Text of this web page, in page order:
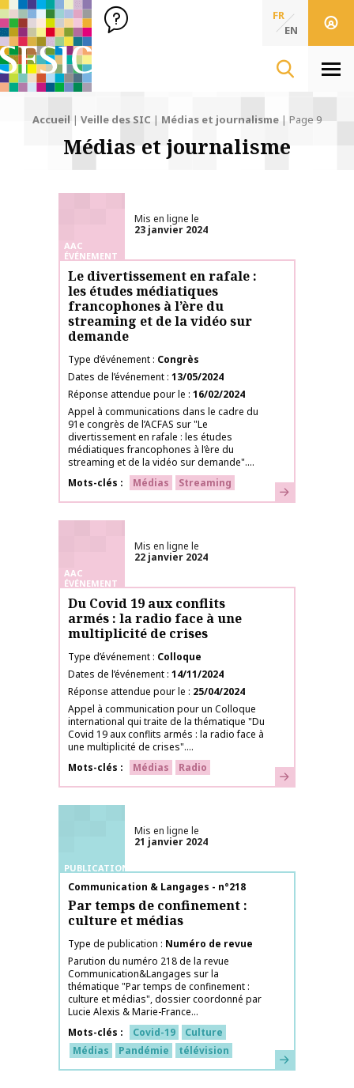
SFSIC Société Française des Sciences de l'Information & de
Société Française des Sciences
de l'Information
FR
EN
Accueil | Veille des SIC | Médias et journalisme | Page 9
Médias et journalisme
AAC
ÉVÉNEMENT
Mis en ligne le
23 janvier 2024
Le divertissement en rafale :
les études médiatiques
francophones à l’ère du
streaming et de la vidéo sur
demande
Type d’événement Congrès
Dates de l’événement 13/05/2024
Réponse attendue pour le 16/02/2024
Appel à communications dans le cadre du
91e congrès de l’ACFAS sur "Le
divertissement en rafale : les études
médiatiques francophones à l’ère du
streaming et de la vidéo sur demande"....
Mots-clés
Médias Streaming En savoir plus
AAC
ÉVÉNEMENT
Mis en ligne le
22 janvier 2024
Du Covid 19 aux conflits
armés : la radio face à une
multiplicité de crises
Type d’événement Colloque
Dates de l’événement 14/11/2024
Réponse attendue pour le
25/04/2024
Appel à communication pour un Colloque
international qui traite de la thématique "Du
Covid 19 aux conflits armés : la radio face à
une multiplicité de crises"....
Mots-clés
Médias Radio En savoir plus
PUBLICATIONS
Mis en ligne le
21 janvier 2024
Nom de la publication
Communication & Langages - n°218
Par temps de confinement :
culture et médias
Type de publication
Numéro de revue
Parution du numéro 218 de la revue
Communication&Langages sur la
thématique "Par temps de confinement :
culture et médias", dossier coordonné par
Lucie Alexis & Marie-France...
Mots-clés
Covid-19
Culture
Médias
Pandémie télévision En savoir plus